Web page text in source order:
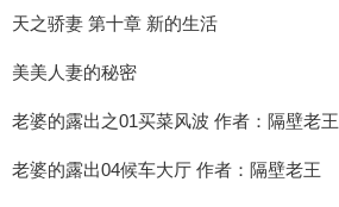
天之骄妻 第十章 新的生活
美美人妻的秘密
老婆的露出之01买菜风波 作者：隔壁老王
老婆的露出04候车大厅 作者：隔壁老王